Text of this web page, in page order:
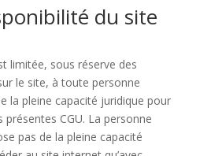
du site
limitée, sous réserve des
le site, à toute personne
la pleine capacité juridique pour
présentes CGU. La personne
pas de la pleine capacité